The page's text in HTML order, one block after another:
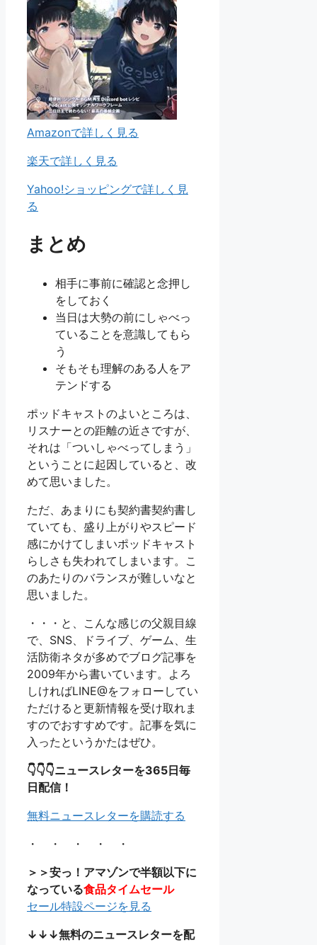
Amazonで詳しく見る
楽天で詳しく見る
Yahoo!ショッピングで詳しく見
る
まとめ
相手に事前に確認と念押し
をしておく
当日は大勢の前にしゃべっ
ていることを意識してもら
う
そもそも理解のある人をア
テンドする
ポッドキャストのよいところは、
リスナーとの距離の近さですが、
それは「ついしゃべってしまう」
ということに起因していると、改
めて思いました。
ただ、あまりにも契約書契約書し
ていても、盛り上がりやスピード
感にかけてしまいポッドキャスト
らしさも失われてしまいます。こ
のあたりのバランスが難しいなと
思いました。
・・・と、こんな感じの父親目線
で、SNS、ドライブ、ゲーム、生
活防衛ネタが多めでブログ記事を
2009年から書いています。よろ
しければLINE@をフォローしてい
ただけると更新情報を受け取れま
すのでおすすめです。記事を気に
入ったというかたはぜひ。
👇👇👇ニュースレターを365日毎
日配信！
無料ニュースレターを購読する
・ ・ ・ ・ ・
＞＞安っ！アマゾンで半額以下に
なっている食品タイムセール
セール特設ページを見る
↓↓↓無料のニュースレターを配